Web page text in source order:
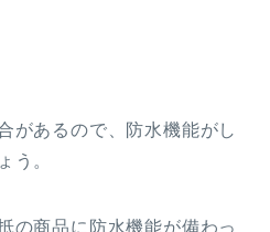
があるので、防水機能がし
う。
の商品に防水機能が備わっ